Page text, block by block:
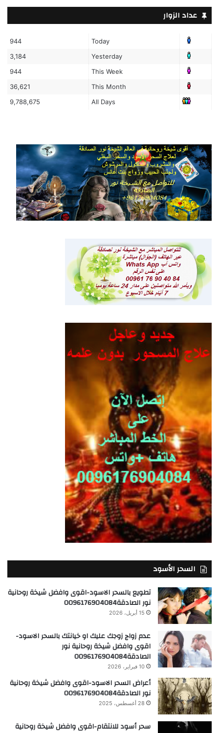
عداد الزوار
Today
944
Yesterday
3,184
This Week
944
This Month
36,621
All Days
9,788,675
السحر الأسود
تطويع بالسحر الاسود-اقوى وافضل شيخة روحانية
نور الصادقة0096176904084
15 أبريل، 2026
عدم زواج زوجك عليك او خيانتك بالسحر الاسود-
اقوى وافضل شيخة روحانية نور
الصادقة0096176904084
10 فبراير، 2026
أعراض السحر الاسود-اقوى وافضل شيخة روحانية
نور الصادقة0096176904084
28 أغسطس، 2025
سحر أسود للانتقام-اقوى وافضل شيخة روحانية